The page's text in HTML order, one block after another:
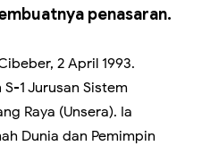
penasaran.
2 April 1993.
1 Jurusan Sistem
Raya (Unsera). Ia
Dunia dan Pemimpin